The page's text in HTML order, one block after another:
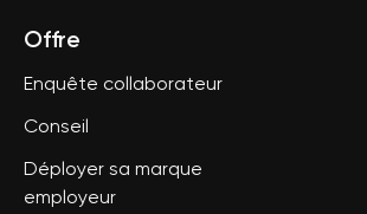
Offre
Enquête collaborateur
Conseil
Déployer sa marque
employeur